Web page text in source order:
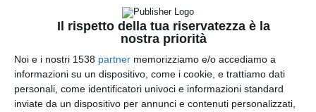
Il rispetto della tua riservatezza è la
nostra priorità
Noi e i nostri 1538 partner memorizziamo e/o accediamo a
informazioni su un dispositivo, come i cookie, e trattiamo dati
personali, come identificatori univoci e informazioni standard
inviate da un dispositivo per annunci e contenuti personalizzati,